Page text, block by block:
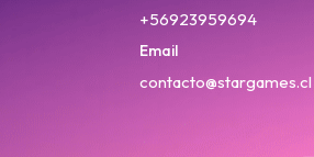
+56923959694
Email
contacto@stargames.cl